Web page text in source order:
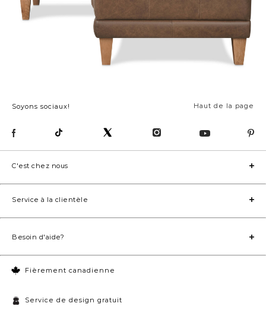
Haut de la page
Soyons sociaux!
Fièrement canadienne
Service de design gratuit
C'est chez nous
Service à la clientèle
Besoin d'aide?